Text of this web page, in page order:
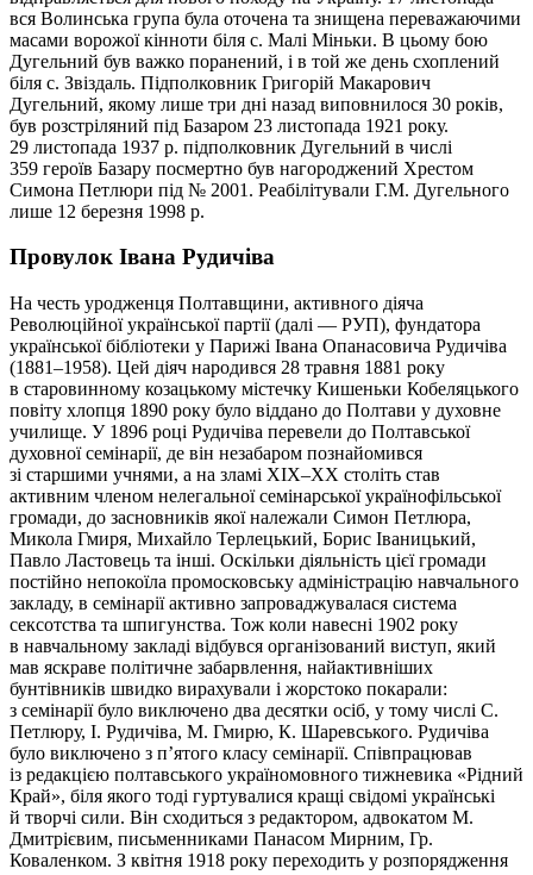
вся Волинська група була оточена та знищена переважаючими
масами ворожої кінноти біля с. Малі Міньки. В цьому бою
Дугельний був важко поранений, і в той же день схоплений
біля с. Звіздаль. Підполковник Григорій Макарович
Дугельний, якому лише три дні назад виповнилося 30 років,
був розстріляний під Базаром 23 листопада 1921 року.
29 листопада 1937 р. підполковник Дугельний в числі
359 героїв Базару посмертно був нагороджений Хрестом
Симона Петлюри під № 2001. Реабілітували Г.М. Дугельного
лише 12 березня 1998 р.
Провулок Івана Рудичіва
На честь уродженця Полтавщини, активного діяча
Революційної української партії (далі — РУП), фундатора
української бібліотеки у Парижі Івана Опанасовича Рудичіва
(1881–1958). Цей діяч народився 28 травня 1881 року
в старовинному козацькому містечку Кишеньки Кобеляцького
повіту хлопця 1890 року було віддано до Полтави у духовне
училище. У 1896 році Рудичіва перевели до Полтавської
духовної семінарії, де він незабаром познайомився
зі старшими учнями, а на зламі ХІХ–ХХ століть став
активним членом нелегальної семінарської українофільської
громади, до засновників якої належали Симон Петлюра,
Микола Гмиря, Михайло Терлецький, Борис Іваницький,
Павло Ластовець та інші. Оскільки діяльність цієї громади
постійно непокоїла промосковську адміністрацію навчального
закладу, в семінарії активно запроваджувалася система
сексотства та шпигунства. Тож коли навесні 1902 року
в навчальному закладі відбувся організований виступ, який
мав яскраве політичне забарвлення, найактивніших
бунтівників швидко вирахували і жорстоко покарали:
з семінарії було виключено два десятки осіб, у тому числі С.
Петлюру, І. Рудичіва, М. Гмирю, К. Шаревського. Рудичіва
було виключено з п’ятого класу семінарії. Співпрацював
із редакцією полтавського україномовного тижневика «Рідний
Край», біля якого тоді гуртувалися кращі свідомі українські
й творчі сили. Він сходиться з редактором, адвокатом М.
Дмитрієвим, письменниками Панасом Мирним, Гр.
Коваленком. З квітня 1918 року переходить у розпорядження